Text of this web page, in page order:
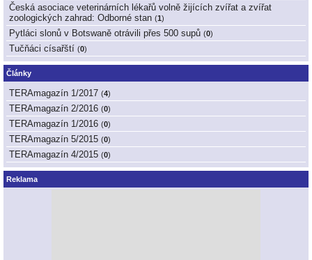
Česká asociace veterinárních lékařů volně žijících zvířat a zvířat
zoologických zahrad: Odborné stan (1)
Pytláci slonů v Botswaně otrávili přes 500 supů (0)
Tučňáci císařští (0)
Články
TERAmagazín 1/2017 (4)
TERAmagazín 2/2016 (0)
TERAmagazín 1/2016 (0)
TERAmagazín 5/2015 (0)
TERAmagazín 4/2015 (0)
Reklama